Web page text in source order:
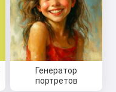
Генератор
портретов